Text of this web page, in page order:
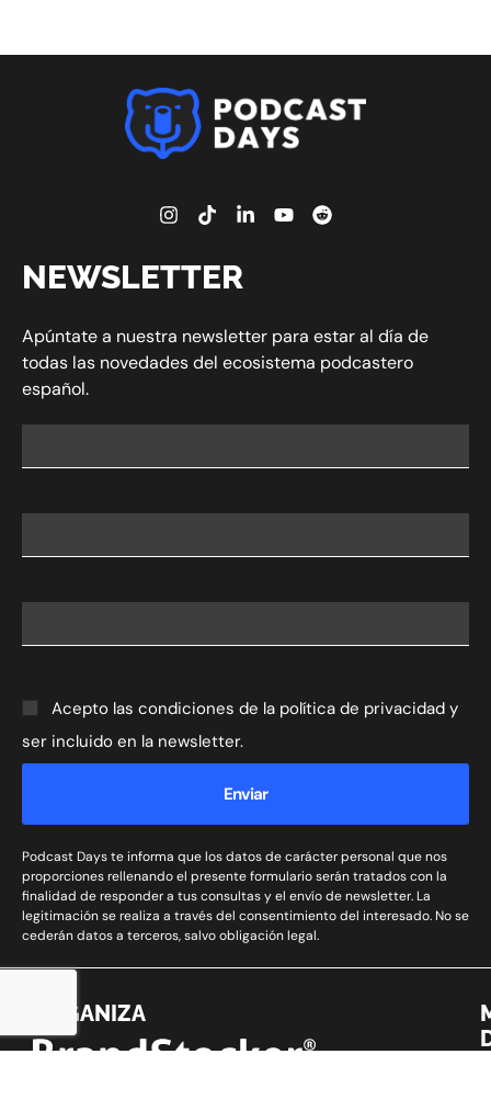
NEWSLETTER
Apúntate a nuestra newsletter para estar al día de
todas las novedades del ecosistema podcastero
español.
Acepto las condiciones de la política de privacidad y
ser incluido en la newsletter.
Enviar
Podcast Days te informa que los datos de carácter personal que nos
proporciones rellenando el presente formulario serán tratados con la
finalidad de responder a tus consultas y el envío de newsletter. La
legitimación se realiza a través del consentimiento del interesado. No se
cederán datos a terceros, salvo obligación legal.
ORGANIZA